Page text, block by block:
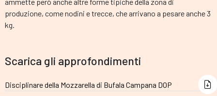
produzione, come nodini e trecce, che arrivano a pesare anche 3
kg.
Scarica gli approfondimenti
Disciplinare della Mozzarella di Bufala Campana DOP